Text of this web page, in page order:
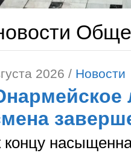
2026 / Новости
концу